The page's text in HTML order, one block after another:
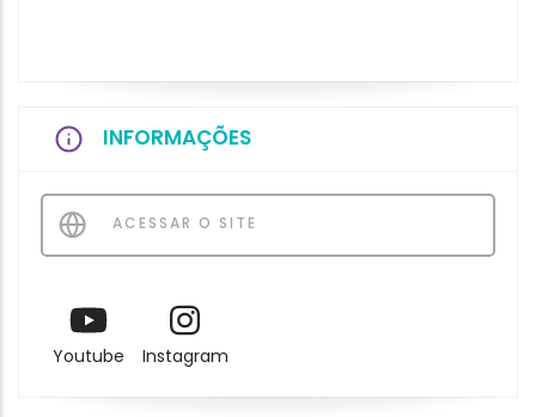
INFORMAÇÕES
ACESSAR O SITE
Youtube Instagram